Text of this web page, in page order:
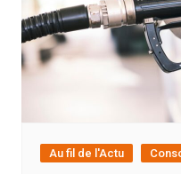
Au fil de l'Actu